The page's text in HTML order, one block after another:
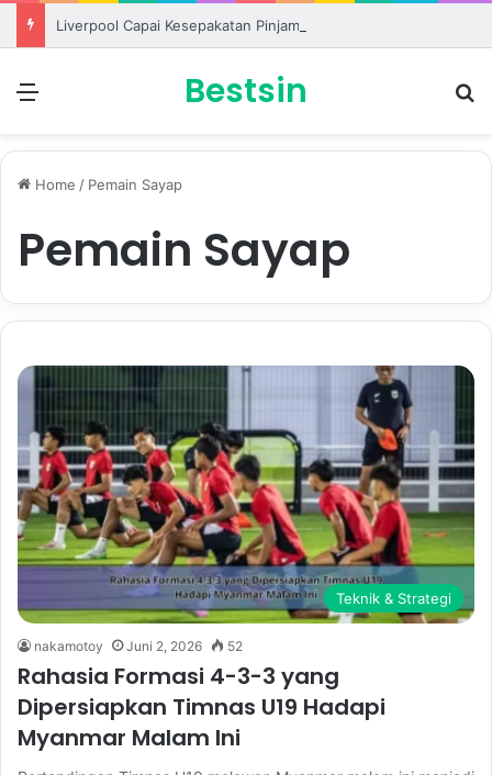
Bestsin
Home / Pemain Sayap
Pemain Sayap
Teknik & Strategi
nakamotoy Juni 2, 2026 52
Rahasia Formasi 4-3-3 yang
Dipersiapkan Timnas U19 Hadapi
Myanmar Malam Ini